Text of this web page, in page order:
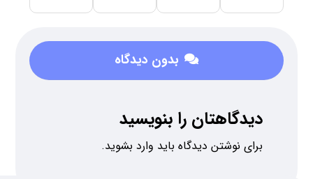
بدون دیدگاه
دیدگاهتان را بنویسید
برای نوشتن دیدگاه باید وارد بشوید.